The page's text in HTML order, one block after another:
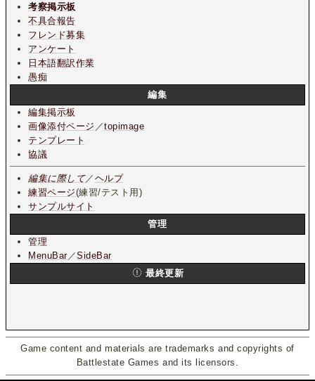
考察掲示板
不具合報告
フレンド募集
アンケート
日本語翻訳作業
愚痴
編集
編集掲示板
画像添付ページ ／topimage
テンプレート
協議
編集に際して／ ヘルプ
練習ページ(練習/テスト用)
サンプルサイト
管理
管理
MenuBar／SideBar
最終更新
Game content and materials are trademarks and copyrights of
Battlestate Games and its licensors.